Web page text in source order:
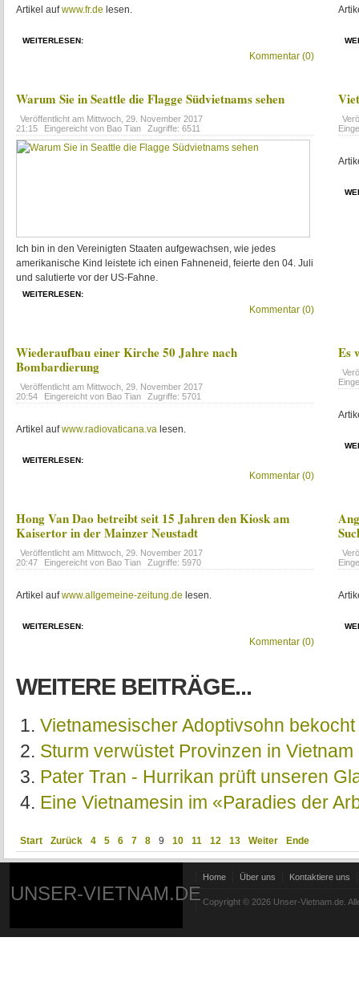
Artikel aufwww.fr.de lesen.
WEITERLESEN:
Kommentar (0)
Warum Sie in Seattle die Flagge Südvietnams sehen
Veröffentlicht am Mittwoch, 29. November 2017
21:15
Eingereicht von Bao Tian Zugriffe: 6511
Ich bin in den Vereinigten Staaten aufgewachsen, wie jedes
amerikanische Kind leistete ich einen Fahneneid, feierte den 04. Juli
und salutierte vor der US-Fahne.
WEITERLESEN:
Kommentar (0)
Wiederaufbau einer Kirche 50 Jahre nach
Bombardierung
Veröffentlicht am Mittwoch, 29. November 2017
20:54
Eingereicht von Bao Tian Zugriffe: 5701
Artikel aufwww.radiovaticana.va lesen.
WEITERLESEN:
Kommentar (0)
Es
Hong Van Dao betreibt seit 15 Jahren den Kiosk am
Kaisertor in der Mainzer Neustadt
Veröffentlicht am Mittwoch, 29. November 2017
20:47
Eingereicht von Bao Tian Zugriffe: 5970
Artikel aufwww.allgemeine-zeitung.de lesen.
WEITERLESEN:
Kommentar (0)
WEITERE BEITRÄGE...
Vietnamesischer Adoptivsohn
Sturm verwüstet Provinzen in Vietnam
Pater Tran - Hurrikan prüft unseren
Eine Vietnamesin im «Paradies der
Start Zurück 4 5 6 7 8 9 10 11 12 13 Weiter Ende
UNSER-VIETNAM.DE
Home Über uns Kontaktiere uns
Copyright © 2026 Unser-Vietnam.de.